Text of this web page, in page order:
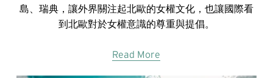
島、瑞典，讓外界關注起北歐的女權文化，也讓國際看
到北歐對於女權意識的尊重與提倡。
Read More